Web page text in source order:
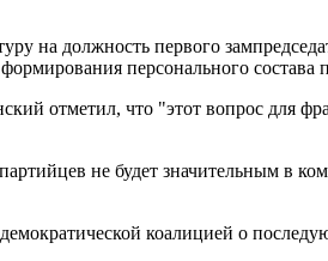
на должность первого
персонального состава
отметил, что "этот вопрос для
не будет значительным в
коалицией о